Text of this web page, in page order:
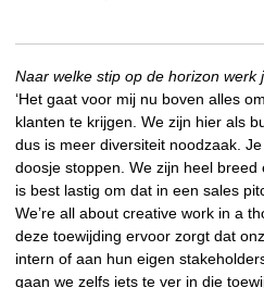
Naar welke stip op de horizon werk
‘Het gaat voor mij nu boven alles
klanten te krijgen. We zijn hier als
dus is meer diversiteit noodzaak.
doosje stoppen. We zijn heel
is best lastig om dat in een sales
We’re all about creative work in a
deze toewijding ervoor zorgt dat
intern of aan hun eigen
gaan we zelfs iets te ver in die